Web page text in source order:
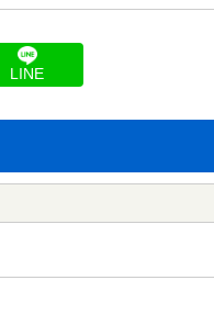
LINE